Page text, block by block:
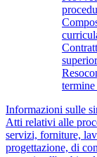
Informazioni sulle
Atti relativi alle
servizi, forniture,
progettazione, di